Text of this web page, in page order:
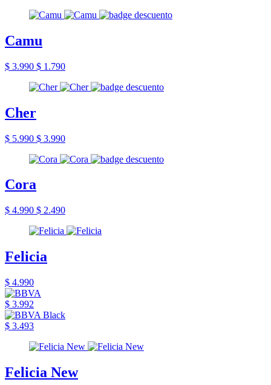
Camu
$ 3.990 $ 1.790
Cher
$ 5.990 $ 3.990
Cora
$ 4.990 $ 2.490
Felicia
$ 4.990
$ 3.992
$ 3.493
Felicia New